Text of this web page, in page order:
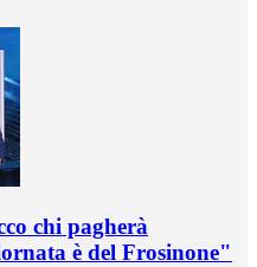
chi pagherà
è del Frosinone"